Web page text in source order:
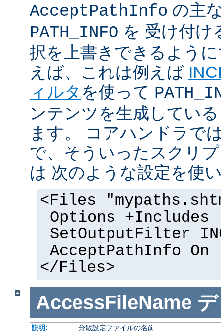
AcceptPathInfo の主
PATH_INFO を 受け付け
択を上書きできるよう
えば、これは例えば
ィルタ を使って
ンテンツを生成してい
ます。 コアハンドラで
で、そういったスクリ
は 次のような設定を使
<Files
Options +Includes
SetOutputFilter
AcceptPathInfo On
</Files>
AccessFileName
説明:
分散設定ファイルの名前